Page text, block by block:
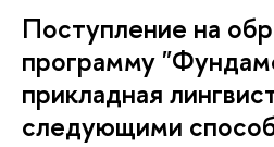
Поступление на
программу
прикладная
следующими